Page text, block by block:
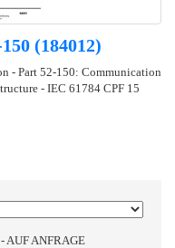
(184012)
- Part 52-150: Communication
- IEC 61784 CPF 15
AUF ANFRAGE